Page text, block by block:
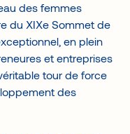
des femmes
du XIXe Sommet de
en plein
et entreprises
tour de force
des